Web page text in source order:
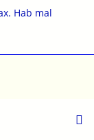
Hab mal